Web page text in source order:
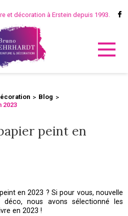
et décoration à Erstein depuis 1993.
Blog
2023
peint en
en 2023 ? Si pour vous, nouvelle
nous avons sélectionné les
en 2023 !